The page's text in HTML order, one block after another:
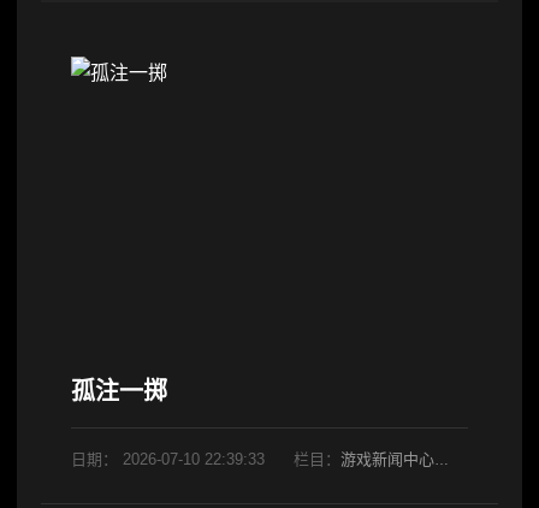
孤注一掷
日期： 2026-07-10 22:39:33 栏目： 游戏新闻中心